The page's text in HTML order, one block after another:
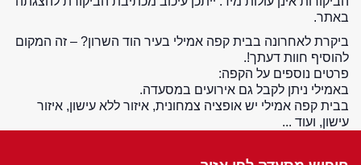
באתר.
ביקרת לאחרונה בבית קפה אמילי בעיר הוד השרון? – זה המקום
להוסיף חוות דעתך!.
פרטים נוספים על הקפה:
באמילי ניתן לקבל גם אירועים במסעדה.
בבית קפה אמילי יש אופציה צמחונית, איזור ללא עישון, איזור
עישון, ועוד ...